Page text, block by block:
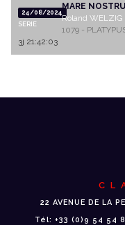
24/08/2024
SERIE
MARE
Roland WELZIG
1079 -
3j 21:42:03
22 AVENUE DE LA
Tél: +33 (0)9 54 54